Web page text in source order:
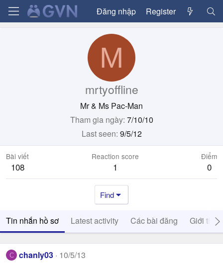
Đăng nhập Register
M
mrtyoffline
Mr & Ms Pac-Man
Tham gia ngày 7/10/10
Last seen 9/5/12
Bài viết
108
Reaction score
1
Điểm
0
Find
Tin nhắn hồ sơ Latest activity Các bài đăng Giới thiệu
C chanly03 10/5/13